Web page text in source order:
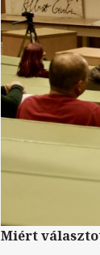
Miért